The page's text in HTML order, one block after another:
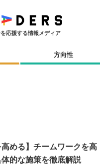
応援する情報メディア
方向性
高める】チームワークを高
的な施策を徹底解説